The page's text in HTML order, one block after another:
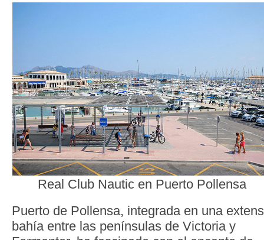
Real Club Nautic en Puerto Pollensa
Puerto de Pollensa, integrada en una
bahía entre las penínsulas de Victoria y